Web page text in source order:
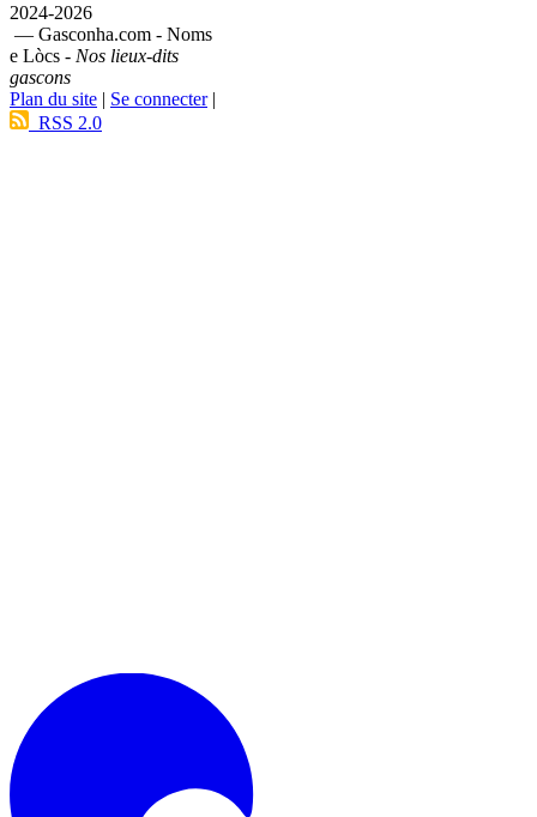
2024-2026
— Gasconha.com - Noms
e Lòcs - Nos lieux-dits
gascons
Plan du site | Se connecter|
RSS 2.0